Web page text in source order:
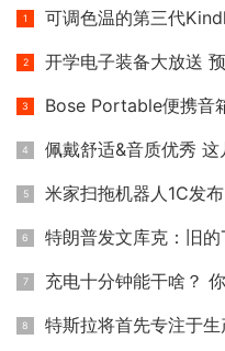
可调色温的第三代Kindle
开学电子装备大放送
Bose Portable便携音箱
佩戴舒适&音质优秀 这几
米家扫拖机器人1C发布：
特朗普发文库克：旧
充电十分钟能干啥？
特斯拉将首先专注于